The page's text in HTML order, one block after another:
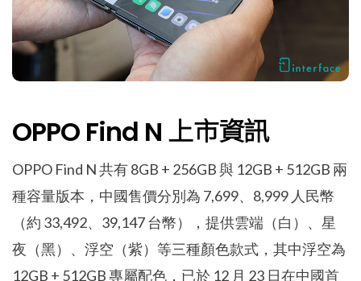
OPPO Find N 上市資訊
OPPO Find N 共有 8GB + 256GB 與 12GB + 512GB 兩
種容量版本，中國售價分別為 7,699、8,999 人民幣
（約 33,492、39,147 台幣），提供雲端（白）、星
夜（黑）、浮空（紫）等三種顏色款式，其中浮空為
12GB + 512GB 專屬配色，已於 12 月 23 日在中國首